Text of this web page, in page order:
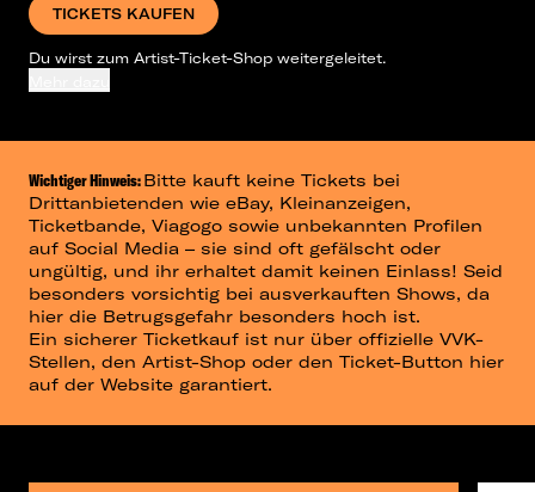
TICKETS KAUFEN
Du wirst zum Artist-Ticket-Shop weitergeleitet.
Wichtiger Hinweis:Bitte kauft keine Tickets bei
Drittanbietenden wie eBay, Kleinanzeigen,
Ticketbande, Viagogo sowie unbekannten Profilen
auf Social Media – sie sind oft gefälscht oder
ungültig, und ihr erhaltet damit keinen Einlass! Seid
besonders vorsichtig bei ausverkauften Shows, da
hier die Betrugsgefahr besonders hoch ist.
Ein sicherer Ticketkauf ist nur über offizielle VVK-
Stellen, den Artist-Shop oder den Ticket-Button hier
auf der Website garantiert.